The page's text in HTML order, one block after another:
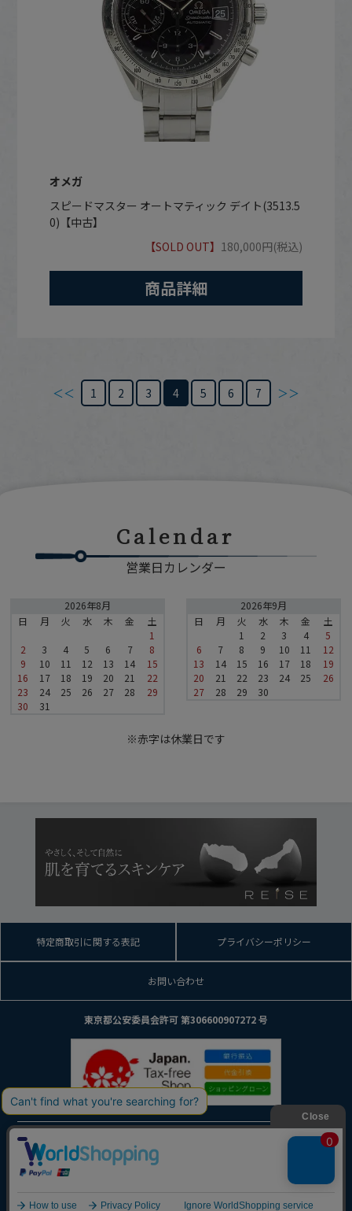
オメガ
スピードマスター オートマティック デイト(3513.5
0)【中古】
【SOLD OUT】 180,000円(税込)
商品詳細
＜＜ 1 2 3 4 5 6 7 ＞＞
Calendar
営業日カレンダー
2026年8月
日
月 火 水 木 金
土
1
2
3 4 5 6 7
8
9
10 11 12 13 14
15
16
17 18 19 20 21
22
23
24 25 26 27 28
29
30
31
2026年9月
日
月 火 水 木 金
土
1
2 3 4
5
6
7 8 9 10 11
12
13
14 15 16 17 18
19
20
21 22 23 24 25
26
27
28 29 30
※赤字は休業日です
特定商取引に関する表記 プライバシーポリシー
お問い合わせ
東京都公安委員会許可 第306600907272 号